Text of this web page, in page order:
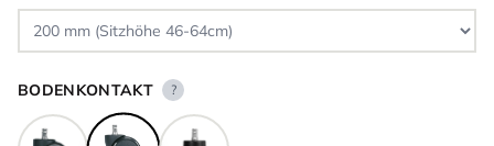
BODENKONTAKT ?